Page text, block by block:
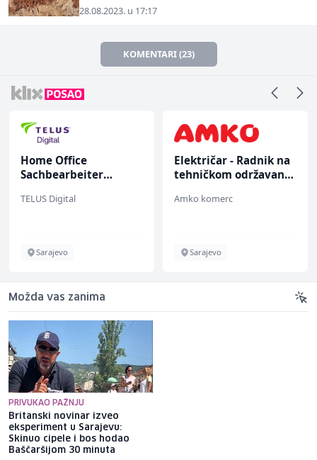
28.08.2023. u 17:17
KOMENTARI (23)
Home Office
Sachbearbeiter
bekannten deutschen
TELUS Digital
Sarajevo
Električar - Radnik na
tehničkom održavanju
Amko komerc
Sarajevo
Možda vas zanima
PRIVUKAO PAŽNJU
Britanski novinar izveo
eksperiment u Sarajevu:
Skinuo cipele i bos hodao
Baščaršijom 30 minuta